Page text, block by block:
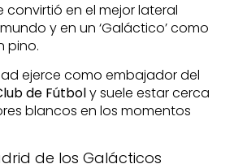
convirtió en el mejor lateral
y en un ‘Galáctico’ como
pino.
ejerce como embajador del
de Fútboly suele estar cerca
blancos en los momentos